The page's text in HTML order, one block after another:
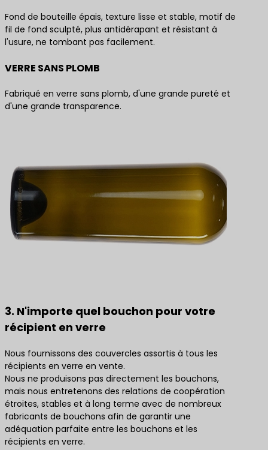
Fond de bouteille épais, texture lisse et stable, motif de
fil de fond sculpté, plus antidérapant et résistant à
l'usure, ne tombant pas facilement.
VERRE SANS PLOMB
Fabriqué en verre sans plomb, d'une grande pureté et
d'une grande transparence.
3. N'importe quel bouchon pour votre
récipient en verre
Nous fournissons des couvercles assortis à tous les
récipients en verre en vente.
Nous ne produisons pas directement les bouchons,
mais nous entretenons des relations de coopération
étroites, stables et à long terme avec de nombreux
fabricants de bouchons afin de garantir une
adéquation parfaite entre les bouchons et les
récipients en verre.